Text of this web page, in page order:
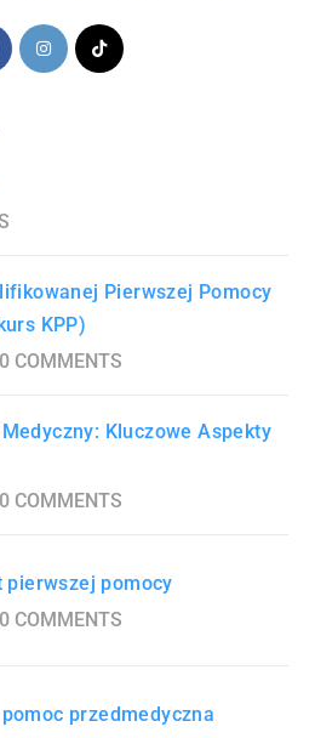
Pierwszej Pomocy
KPP)
0 COMMENTS
Kluczowe Aspekty
0 COMMENTS
pierwszej pomocy
0 COMMENTS
przedmedyczna